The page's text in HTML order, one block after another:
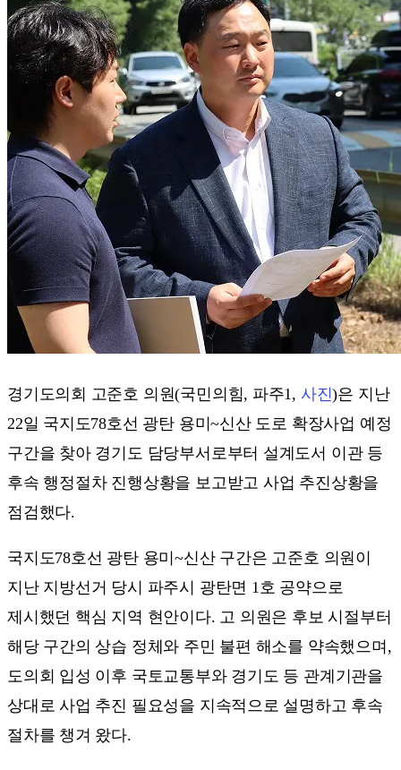
경기도의회 고준호 의원(국민의힘, 파주1, 사진)은 지난
22일 국지도78호선 광탄 용미~신산 도로 확장사업 예정
구간을 찾아 경기도 담당부서로부터 설계도서 이관 등
후속 행정절차 진행상황을 보고받고 사업 추진상황을
점검했다.
국지도78호선 광탄 용미~신산 구간은 고준호 의원이
지난 지방선거 당시 파주시 광탄면 1호 공약으로
제시했던 핵심 지역 현안이다. 고 의원은 후보 시절부터
해당 구간의 상습 정체와 주민 불편 해소를 약속했으며,
도의회 입성 이후 국토교통부와 경기도 등 관계기관을
상대로 사업 추진 필요성을 지속적으로 설명하고 후속
절차를 챙겨 왔다.